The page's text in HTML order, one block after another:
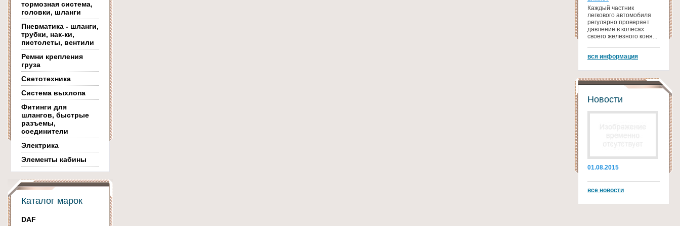
тормозная система,
головки, шланги
Пневматика - шланги,
трубки, нак-ки,
пистолеты, вентили
Ремни крепления
груза
Светотехника
Система выхлопа
Фитинги для
шлангов, быстрые
разъемы,
соединители
Электрика
Элементы кабины
Каталог марок
DAF
Каждый частник
легкового автомобиля
регулярно проверяет
давление в колесах
своего железного коня...
вся информация
Новости
01.08.2015
все новости